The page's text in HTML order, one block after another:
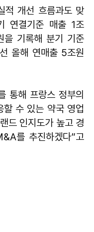
적 개선 흐름과도 맞
연결기준 매출 1조
기록해 분기 기준
올해 연매출 5조원
통해 프랑스 정부의
할 수 있는 약국 영업
드 인지도가 높고 경
를 추진하겠다”고